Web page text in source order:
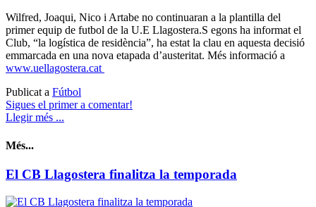
Wilfred, Joaqui, Nico i Artabe no continuaran a la plantilla del
primer equip de futbol de la U.E Llagostera.S egons ha informat el
Club, “la logística de residència”, ha estat la clau en aquesta decisió
emmarcada en una nova etapada d’austeritat. Més informació a
www.uellagostera.cat
Publicat a Fútbol
Sigues el primer a comentar!
Llegir més ...
Més...
El CB Llagostera finalitza la temporada